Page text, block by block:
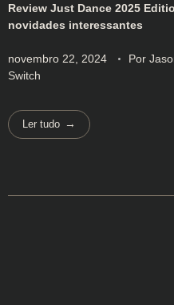
Review Just Dance 2025
novidades interessantes
novembro 22, 2024 Por
Switch
Ler tudo